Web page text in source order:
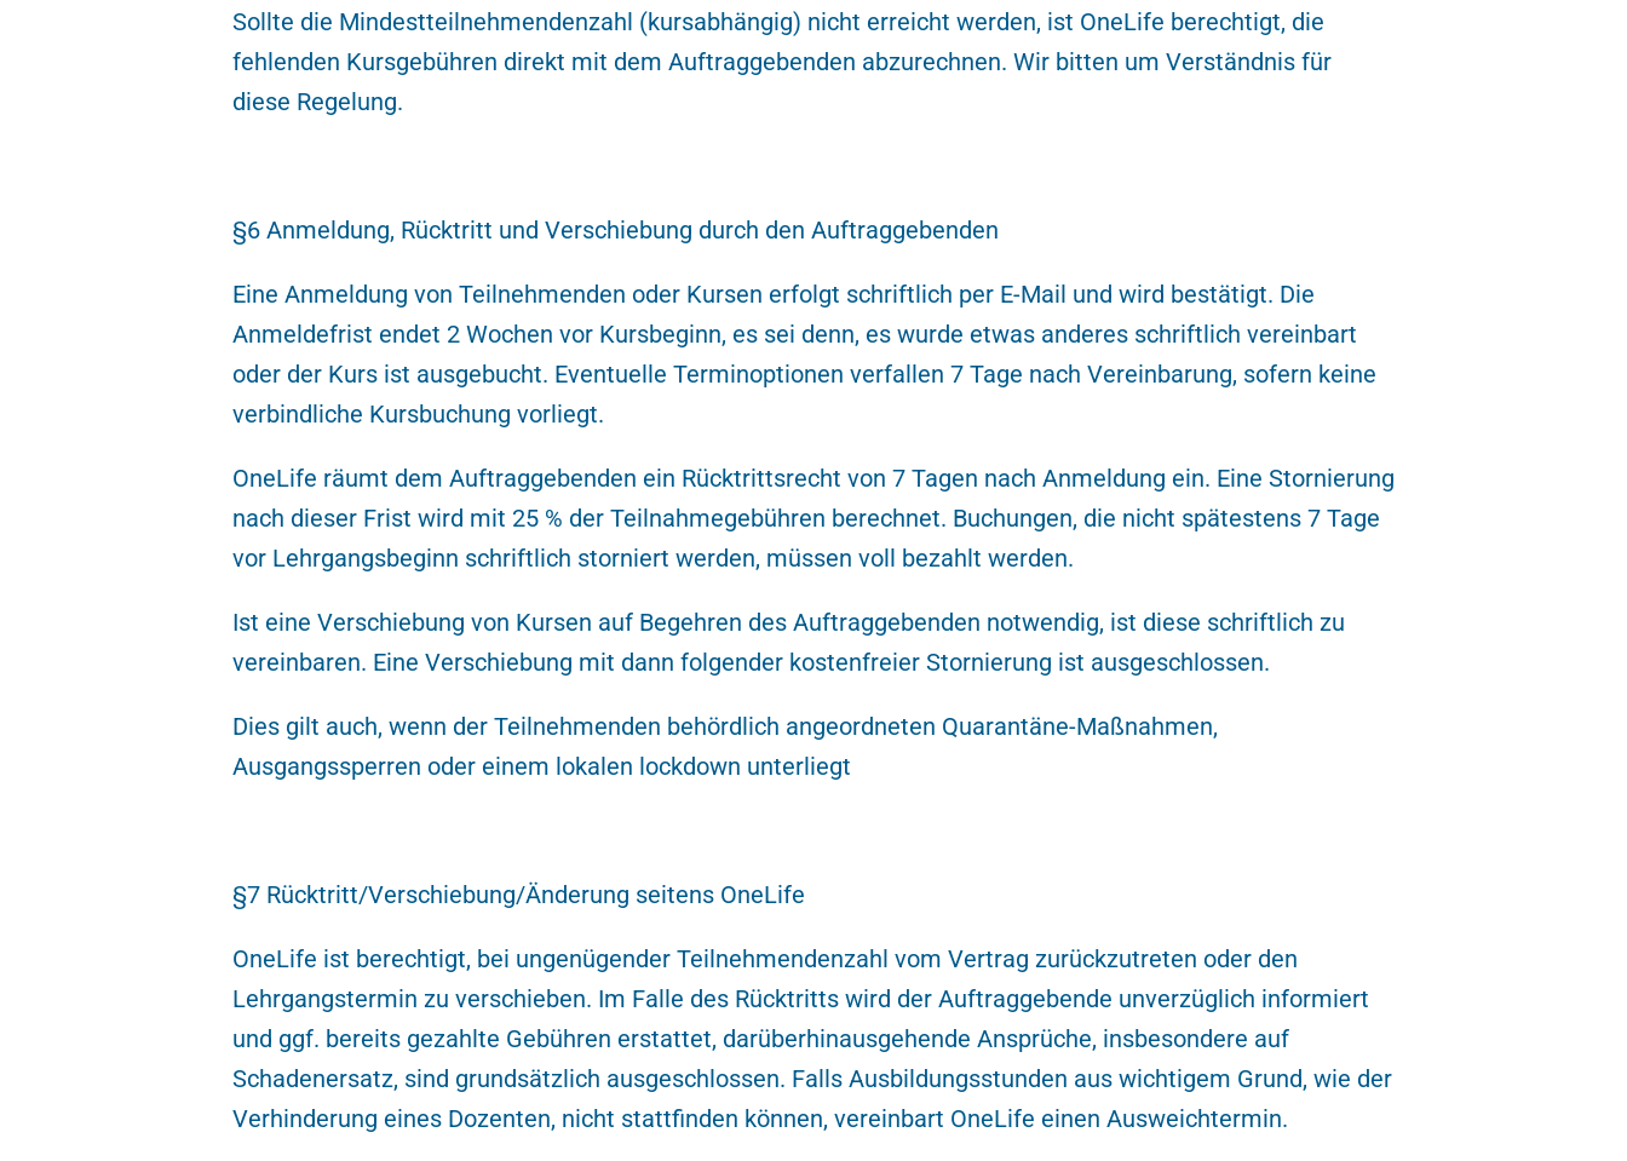
Sollte die Mindestteilnehmendenzahl (kursabhängig) nicht erreicht werden, ist OneLife berechtigt, die
fehlenden Kursgebühren direkt mit dem Auftraggebenden abzurechnen. Wir bitten um Verständnis für
diese Regelung.
§6 Anmeldung, Rücktritt und Verschiebung durch den Auftraggebenden
Eine Anmeldung von Teilnehmenden oder Kursen erfolgt schriftlich per E-Mail und wird bestätigt. Die
Anmeldefrist endet 2 Wochen vor Kursbeginn, es sei denn, es wurde etwas anderes schriftlich vereinbart
oder der Kurs ist ausgebucht. Eventuelle Terminoptionen verfallen 7 Tage nach Vereinbarung, sofern keine
verbindliche Kursbuchung vorliegt.
OneLife räumt dem Auftraggebenden ein Rücktrittsrecht von 7 Tagen nach Anmeldung ein. Eine Stornierung
nach dieser Frist wird mit 25 % der Teilnahmegebühren berechnet. Buchungen, die nicht spätestens 7 Tage
vor Lehrgangsbeginn schriftlich storniert werden, müssen voll bezahlt werden.
Ist eine Verschiebung von Kursen auf Begehren des Auftraggebenden notwendig, ist diese schriftlich zu
vereinbaren. Eine Verschiebung mit dann folgender kostenfreier Stornierung ist ausgeschlossen.
Dies gilt auch, wenn der Teilnehmenden behördlich angeordneten Quarantäne-Maßnahmen,
Ausgangssperren oder einem lokalen lockdown unterliegt
§7 Rücktritt/Verschiebung/Änderung seitens OneLife
OneLife ist berechtigt, bei ungenügender Teilnehmendenzahl vom Vertrag zurückzutreten oder den
Lehrgangstermin zu verschieben. Im Falle des Rücktritts wird der Auftraggebende unverzüglich informiert
und ggf. bereits gezahlte Gebühren erstattet, darüberhinausgehende Ansprüche, insbesondere auf
Schadenersatz, sind grundsätzlich ausgeschlossen. Falls Ausbildungsstunden aus wichtigem Grund, wie der
Verhinderung eines Dozenten, nicht stattfinden können, vereinbart OneLife einen Ausweichtermin.